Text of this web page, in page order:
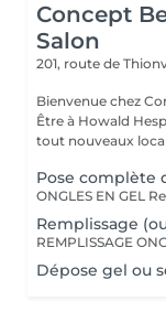
Concept
Salon
201, route de
Bienvenue chez Concept Beauté
Être à Howald
tout nouveaux
Pose complète
Remplissage
Dépose gel ou